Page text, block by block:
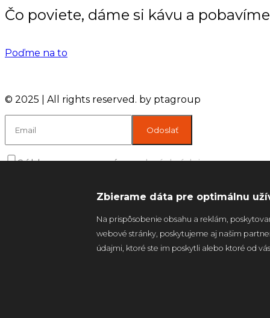
Čo poviete, dáme si kávu a
Poďme na to
© 2025 | All rights reserved. by ptagroup
Súhlas so spracovanímosobných údajov
Zbierame dáta pre optimálnu
Na prispôsobenie obsahu a reklám,
webové stránky, poskytujeme aj našim
údajmi, ktoré ste im poskytli alebo ktoré od